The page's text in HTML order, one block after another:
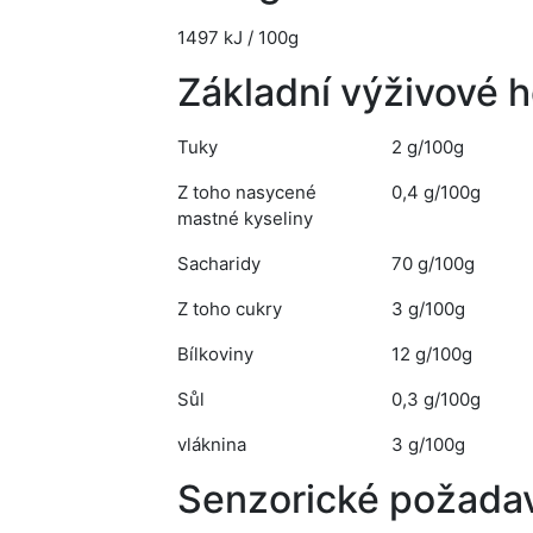
1497 kJ / 100g
Základní výživové
Tuky
2 g/100g
Z toho nasycené
mastné kyseliny
0,4 g/100g
Sacharidy
70 g/100g
Z toho cukry
3 g/100g
Bílkoviny
12 g/100g
Sůl
0,3 g/100g
vláknina
3 g/100g
Senzorické